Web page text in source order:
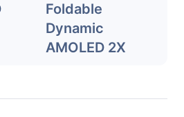
Foldable
Dynamic
AMOLED 2X